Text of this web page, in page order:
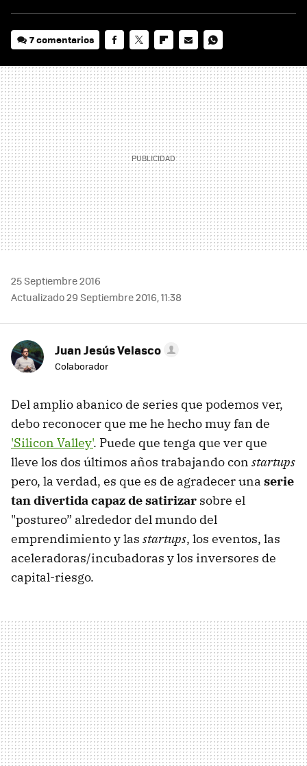
7 comentarios
MAIL
25 Septiembre 2016
Actualizado 29 Septiembre 2016, 11:38
Juan Jesús Velasco
Colaborador
Del amplio abanico de series que podemos ver,
debo reconocer que me he hecho muy fan de
'Silicon Valley'. Puede que tenga que ver que
lleve los dos últimos años trabajando con startups
pero, la verdad, es que es de agradecer una serie
tan divertida capaz de satirizar sobre el
"postureo” alrededor del mundo del
emprendimiento y las startups, los eventos, las
aceleradoras/incubadoras y los inversores de
capital-riesgo.